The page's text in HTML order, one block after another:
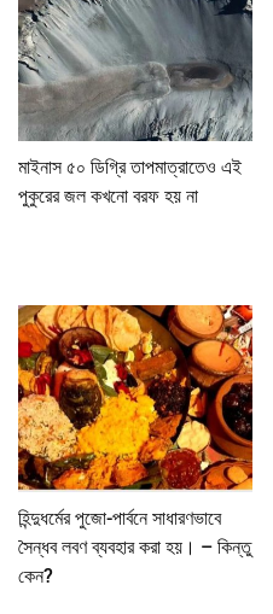
মাইনাস ৫০ ডিগ্রি তাপমাত্রাতেও এই
পুকুরের জল কখনো বরফ হয় না
হিন্দুধর্মের পুজো-পার্বনে সাধারণভাবে
সৈন্ধব লবণ ব্যবহার করা হয়। – কিন্তু
কেন?